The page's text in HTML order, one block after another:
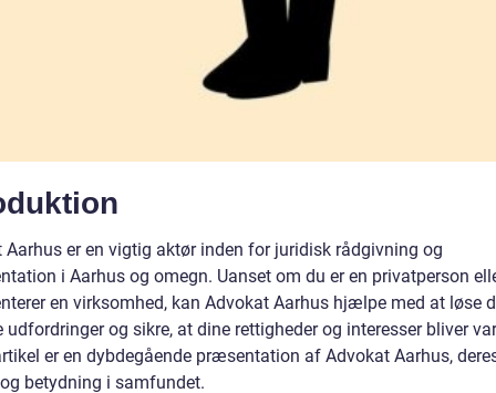
Aarhus er en vigtig aktør inden for juridisk rådgivning og
i Aarhus og omegn. Uanset om du er en privatperson
en virksomhed, kan Advokat Aarhus hjælpe med at løse
udfordringer og sikre, at dine rettigheder og interesser bliver
er en dybdegående præsentation af Advokat Aarhus,
betydning i samfundet.